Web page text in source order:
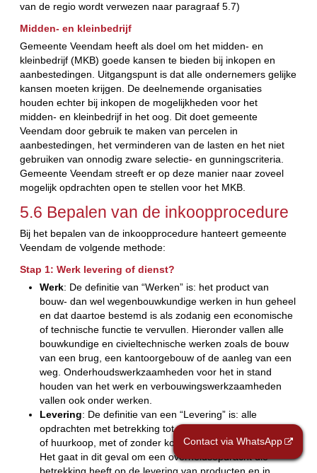
Contact via WhatsApp
van de regio wordt verwezen naar paragraaf 5.7)
Midden- en kleinbedrijf
Gemeente Veendam heeft als doel om het midden- en
kleinbedrijf (MKB) goede kansen te bieden bij inkopen en
aanbestedingen. Uitgangspunt is dat alle ondernemers gelijke
kansen moeten krijgen. De deelnemende organisaties
houden echter bij inkopen de mogelijkheden voor het
midden- en kleinbedrijf in het oog. Dit doet gemeente
Veendam door gebruik te maken van percelen in
aanbestedingen, het verminderen van de lasten en het niet
gebruiken van onnodig zware selectie- en gunningscriteria.
Gemeente Veendam streeft er op deze manier naar zoveel
mogelijk opdrachten open te stellen voor het MKB.
5.6 Bepalen van de inkoopprocedure
Bij het bepalen van de inkoopprocedure hanteert gemeente
Veendam de volgende methode:
Stap 1: Werk levering of dienst?
Werk: De definitie van “Werken” is: het product van
bouw- dan wel wegenbouwkundige werken in hun geheel
en dat daartoe bestemd is als zodanig een economische
of technische functie te vervullen. Hieronder vallen alle
bouwkundige en civieltechnische werken zoals de bouw
van een brug, een kantoorgebouw of de aanleg van een
weg. Onderhoudswerkzaamheden voor het in stand
houden van het werk en verbouwingswerkzaamheden
vallen ook onder werken.
Levering: De definitie van een “Levering” is: alle
opdrachten met betrekking tot de aankoop, leasing, huur
of huurkoop, met of zonder koopoptie, van producten.
Het gaat in dit geval om een overheidsopdracht die
betrekking heeft op de levering van producten en in